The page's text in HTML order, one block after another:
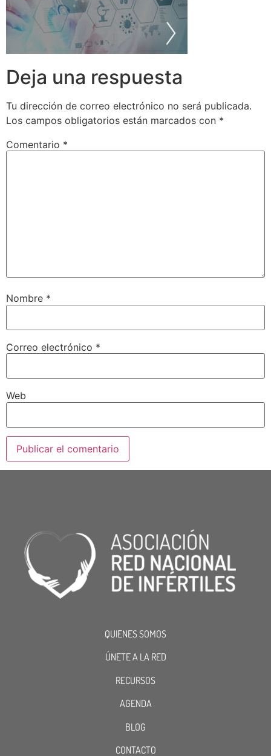
Deja una respuesta
Tu dirección de correo electrónico no será publicada.
Los campos obligatorios están marcados con *
Comentario *
Nombre *
Correo electrónico *
Web
QUIENES SOMOS
ÚNETE A LA RED
RECURSOS
AGENDA
BLOG
CONTACTO